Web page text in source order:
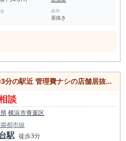
条件
居抜き
の駅近 管理費ナシの店舗居抜き物件
談
横浜市青葉区
都市線
駅 徒歩3分